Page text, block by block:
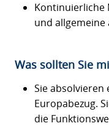
Kontinuierliche
und
Was sollten Sie
Sie absolvieren
Europabezug.
die